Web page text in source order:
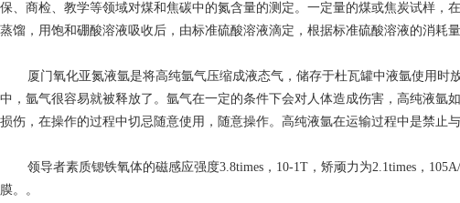
保、商检、教学等领域对煤和焦碳中的氮含量的测定。一定量的煤或焦炭试样，
蒸馏，用饱和硼酸溶液吸收后，由标准硫酸溶液滴定，根据标准硫酸溶液的消耗量
厦门氧化亚氮液氩是将高纯氩气压缩成液态气，储存于杜瓦罐中液氩使用
中，氩气很容易就被释放了。氩气在一定的条件下会对人体造成伤害，高纯液
损伤，在操作的过程中切忌随意使用，随意操作。高纯液氩在运输过程中是禁止
领导者素质锶铁氧体的磁感应强度3.8times，10-1T，矫顽力为2.1times，
膜。。